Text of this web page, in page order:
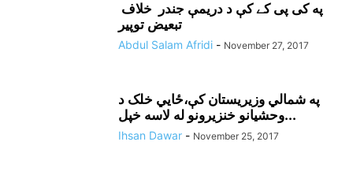
په کی پی کے کې د دريمې جندر خلاف
تبعيض توپير
Abdul Salam Afridi - November 27, 2017
په شمالي وزيريستان کې،ځايي خلک د
وحشيانو خنزيرونو له لاسه خپل...
Ihsan Dawar - November 25, 2017